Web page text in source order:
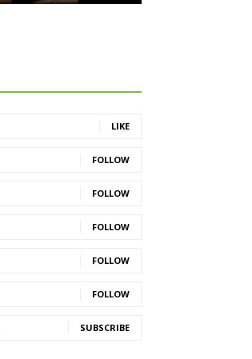
LIKE
FOLLOW
FOLLOW
FOLLOW
FOLLOW
FOLLOW
SUBSCRIBE